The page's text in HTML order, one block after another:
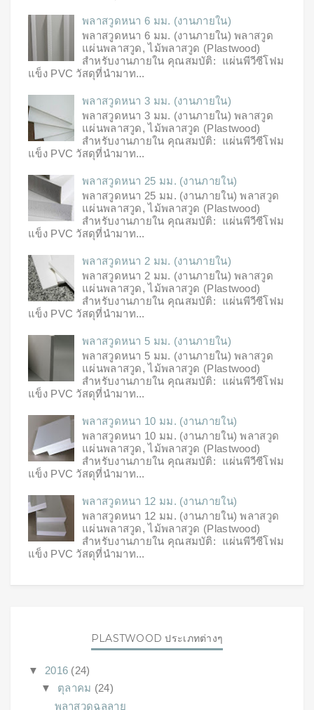
พลาสวูดหนา 6 มม. (งานภายใน)
พลาสวูดหนา 6 มม. (งานภายใน) พลาสวูด
แผ่นพลาสวูด, ไม้พลาสวูด (Plastwood)
สำหรับงานภายใน คุณสมบัติ: แผ่นพีวีซีโฟม
แข็ง PVC วัสดุที่นำมาท...
พลาสวูดหนา 3 มม. (งานภายใน)
พลาสวูดหนา 3 มม. (งานภายใน) พลาสวูด
แผ่นพลาสวูด, ไม้พลาสวูด (Plastwood)
สำหรับงานภายใน คุณสมบัติ: แผ่นพีวีซีโฟม
แข็ง PVC วัสดุที่นำมาท...
พลาสวูดหนา 25 มม. (งานภายใน)
พลาสวูดหนา 25 มม. (งานภายใน) พลาสวูด
แผ่นพลาสวูด, ไม้พลาสวูด (Plastwood)
สำหรับงานภายใน คุณสมบัติ: แผ่นพีวีซีโฟม
แข็ง PVC วัสดุที่นำมาท...
พลาสวูดหนา 2 มม. (งานภายใน)
พลาสวูดหนา 2 มม. (งานภายใน) พลาสวูด
แผ่นพลาสวูด, ไม้พลาสวูด (Plastwood)
สำหรับงานภายใน คุณสมบัติ: แผ่นพีวีซีโฟม
แข็ง PVC วัสดุที่นำมาท...
พลาสวูดหนา 5 มม. (งานภายใน)
พลาสวูดหนา 5 มม. (งานภายใน) พลาสวูด
แผ่นพลาสวูด, ไม้พลาสวูด (Plastwood)
สำหรับงานภายใน คุณสมบัติ: แผ่นพีวีซีโฟม
แข็ง PVC วัสดุที่นำมาท...
พลาสวูดหนา 10 มม. (งานภายใน)
พลาสวูดหนา 10 มม. (งานภายใน) พลาสวูด
แผ่นพลาสวูด, ไม้พลาสวูด (Plastwood)
สำหรับงานภายใน คุณสมบัติ: แผ่นพีวีซีโฟม
แข็ง PVC วัสดุที่นำมาท...
พลาสวูดหนา 12 มม. (งานภายใน)
พลาสวูดหนา 12 มม. (งานภายใน) พลาสวูด
แผ่นพลาสวูด, ไม้พลาสวูด (Plastwood)
สำหรับงานภายใน คุณสมบัติ: แผ่นพีวีซีโฟม
แข็ง PVC วัสดุที่นำมาท...
PLASTWOOD ประเภทต่างๆ
▼ 2016 (24)
▼ ตุลาคม (24)
พลาสวูดฉลุลาย